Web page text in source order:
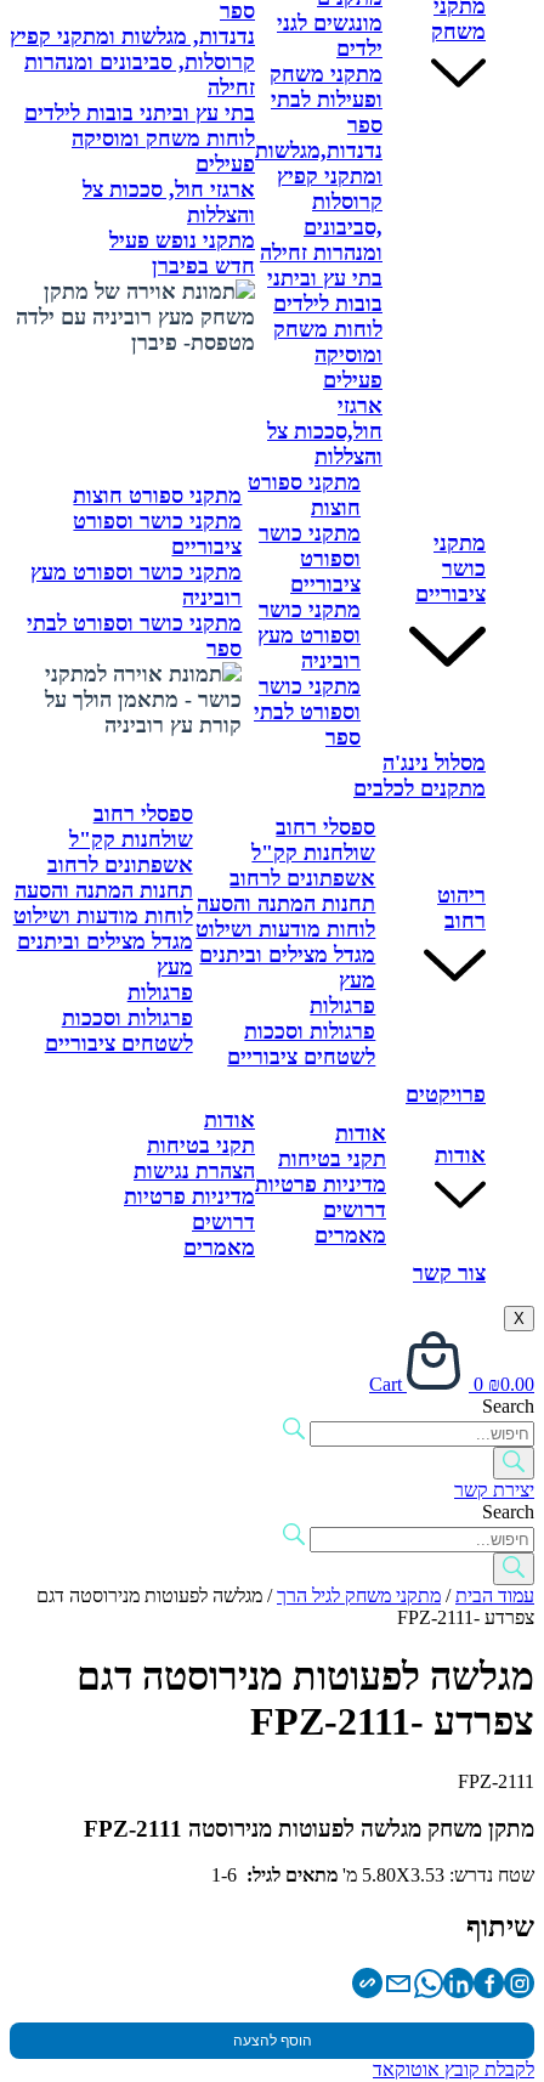
מתקני
משחק
מונגשים לגני
ילדים
מתקני משחק
ופעילות לבתי
ספר
נדנדות,מגלשות
ומתקני קפיץ
קרוסלות
,סביבונים
ומנהרות זחילה
בתי עץ וביתני
בובות לילדים
לוחות משחק
ומוסיקה
פעילים
ארגזי
חול,סככות צל
והצללות
ספר
נדנדות, מגלשות ומתקני קפיץ
קרוסלות, סביבונים ומנהרות
זחילה
בתי עץ וביתני בובות לילדים
לוחות משחק ומוסיקה
פעילים
ארגזי חול, סככות צל
והצללות
מתקני נופש פעיל
חדש בפיברן
מתקני
כושר
ציבוריים
מתקני ספורט
חוצות
מתקני כושר
וספורט
ציבוריים
מתקני כושר
וספורט מעץ
רוביניה
מתקני כושר
וספורט לבתי
ספר
מתקני ספורט חוצות
מתקני כושר וספורט
ציבוריים
מתקני כושר וספורט מעץ
רוביניה
מתקני כושר וספורט לבתי
ספר
מסלול נינג'ה
מתקנים לכלבים
ריהוט
רחוב
ספסלי רחוב
שולחנות קק"ל
אשפתונים לרחוב
תחנות המתנה והסעה
לוחות מודעות ושילוט
מגדל מצילים וביתנים
מעץ
פרגולות
פרגולות וסככות
לשטחים ציבוריים
ספסלי רחוב
שולחנות קק"ל
אשפתונים לרחוב
תחנות המתנה והסעה
לוחות מודעות ושילוט
מגדל מצילים וביתנים
מעץ
פרגולות
פרגולות וסככות
לשטחים ציבוריים
פרויקטים
אודות
אודות
תקני בטיחות
מדיניות פרטיות
דרושים
מאמרים
אודות
תקני בטיחות
הצהרת נגישות
מדיניות פרטיות
דרושים
מאמרים
צור קשר
X
₪0.00
0
Cart
Search
יצירת קשר
Search
עמוד הבית/ מתקני משחק לגיל הרך/ מגלשה לפעוטות מנירוסטה דגם
צפרדע -FPZ-2111
מגלשה לפעוטות מנירוסטה דגם
צפרדע -FPZ-2111
FPZ-2111
מתקן משחק מגלשה לפעוטות מנירוסטה FPZ-2111
שטח נדרש: 5.80X3.53 מ' מתאים לגיל:
שיתוף
הוסף להצעה
לקבלת קובץ אוטוקאד